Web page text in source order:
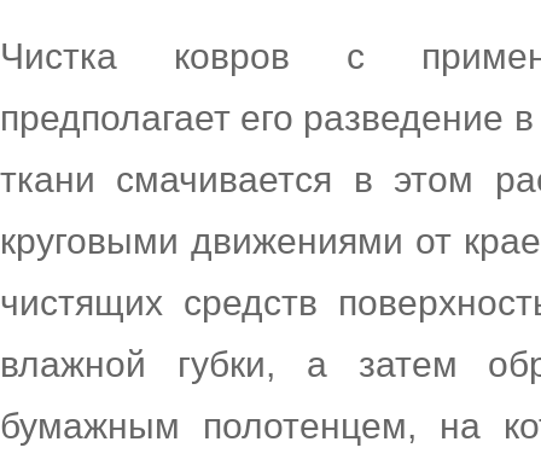
Чистка ковров с
предполагает его разведение
ткани смачивается в этом
круговыми движениями от
чистящих средств
влажной губки, а затем
бумажным полотенцем, на